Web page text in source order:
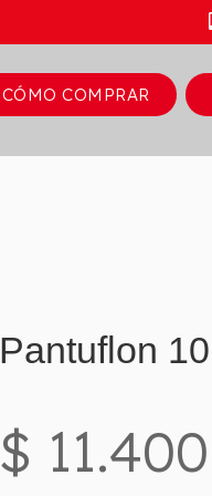
CÓMO COMPRAR
Pantuflon 10
$